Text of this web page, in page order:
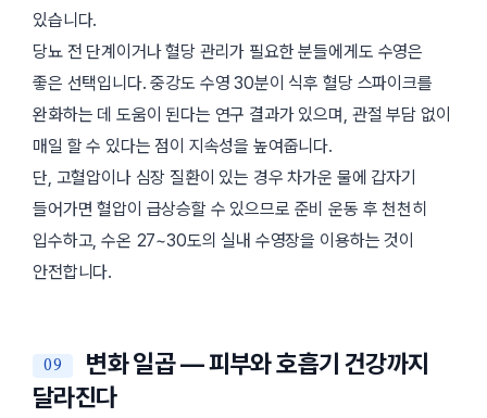
있습니다.
당뇨 전 단계이거나 혈당 관리가 필요한 분들에게도 수영은
좋은 선택입니다. 중강도 수영 30분이 식후 혈당 스파이크를
완화하는 데 도움이 된다는 연구 결과가 있으며, 관절 부담 없이
매일 할 수 있다는 점이 지속성을 높여줍니다.
단, 고혈압이나 심장 질환이 있는 경우 차가운 물에 갑자기
들어가면 혈압이 급상승할 수 있으므로 준비 운동 후 천천히
입수하고, 수온 27~30도의 실내 수영장을 이용하는 것이
안전합니다.
변화 일곱 — 피부와 호흡기 건강까지
달라진다